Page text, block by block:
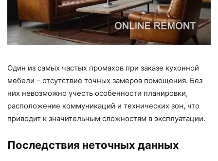
Один из самых частых промахов при заказе кухонной
мебели – отсутствие точных замеров помещения. Без
них невозможно учесть особенности планировки,
расположение коммуникаций и технических зон, что
приводит к значительным сложностям в эксплуатации.
Последствия неточных данных